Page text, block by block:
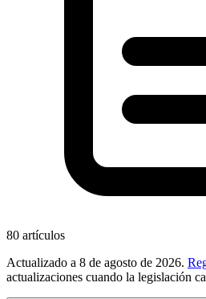
80 artículos
Actualizado a 8 de agosto de 2026.
actualizaciones cuando la legislación